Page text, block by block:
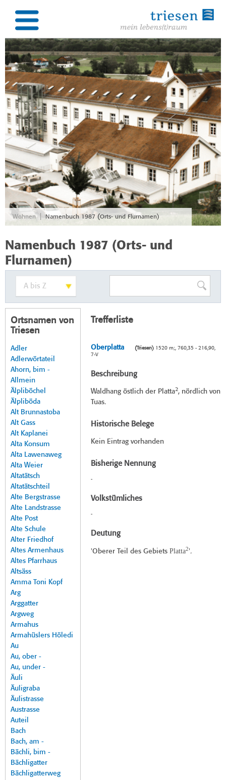
Wohnen | Namenbuch 1987 (Orts- und Flurnamen)
Namenbuch 1987 (Orts- und
Flurnamen)
Ortsnamen von
Triesen
Adler
Adlerwörtateil
Ahorn, bim -
Allmein
Älpliböchel
Älpliböda
Alt Brunnastoba
Alt Gass
Alt Kaplanei
Alta Konsum
Alta Lawenaweg
Alta Weier
Altatätsch
Altatätschteil
Alte Bergstrasse
Alte Landstrasse
Alte Post
Alte Schule
Alter Friedhof
Altes Armenhaus
Altes Pfarrhaus
Altsäss
Amma Toni Kopf
Arg
Arggatter
Argweg
Armahus
Armahüslers Höledi
Au
Au, ober -
Au, under -
Äuli
Äuligraba
Äulistrasse
Austrasse
Auteil
Bach
Bach, am -
Bächli, bim -
Bächligatter
Bächligatterweg
Trefferliste
Oberplatta (Triesen)1520 m;, 760,35 - 216,90,
7-V
Beschreibung
Waldhang östlich der Platta2, nördlich von
Tuas.
Historische Belege
Kein Eintrag vorhanden
Bisherige Nennung
-
Volkstümliches
-
Deutung
'Oberer Teil des Gebiets Platta2'.